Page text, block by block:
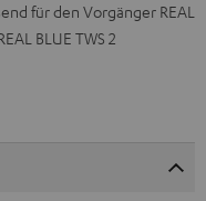
für den Vorgänger REAL
BLUE TWS 2